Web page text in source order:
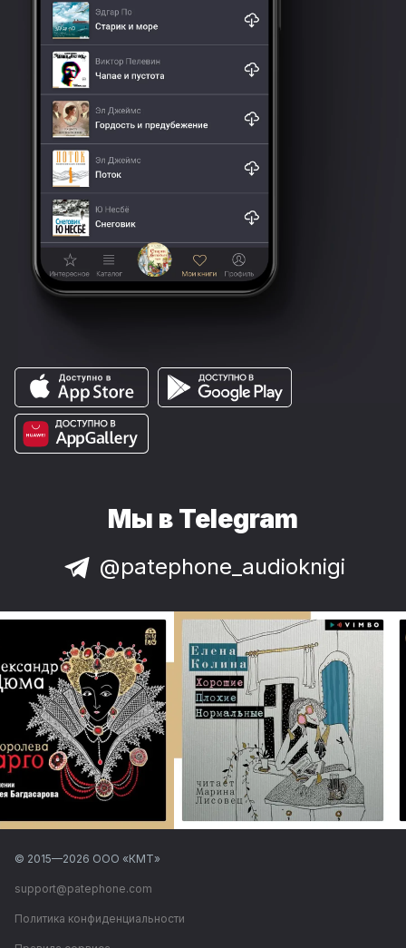
Мы в Telegram
@patephone_audioknigi
© 2015—2026 ООО «КМТ»
support@patephone.com
Политика конфиденциальности